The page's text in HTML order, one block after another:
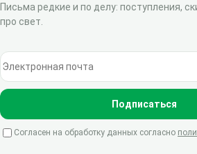
Письма редкие и по делу: поступления,
про свет.
Электронная почта
Подписаться
Согласен на обработку данных согласно